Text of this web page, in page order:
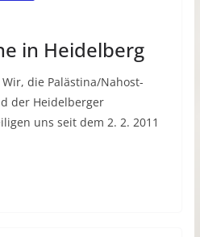
in Heidelberg
die Palästina/Nahost-
der Heidelberger
uns seit dem 2. 2. 2011